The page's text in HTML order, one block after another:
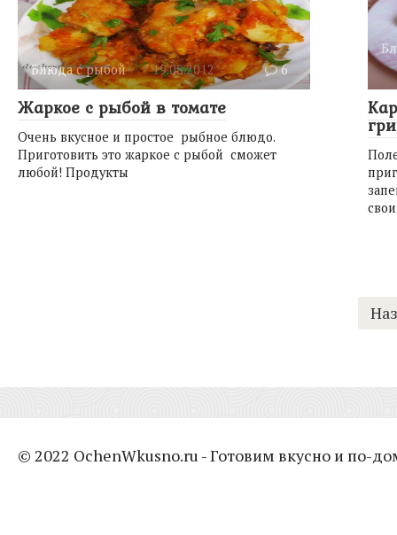
Блюда с рыбой 19.08.2012 6
Жаркое с рыбой в томате
Очень вкусное и простое рыбное блюдо.
Приготовить это жаркое с рыбой сможет
любой! Продукты
© 2022 OchenWkusno.ru - Готовим вкусно и по-